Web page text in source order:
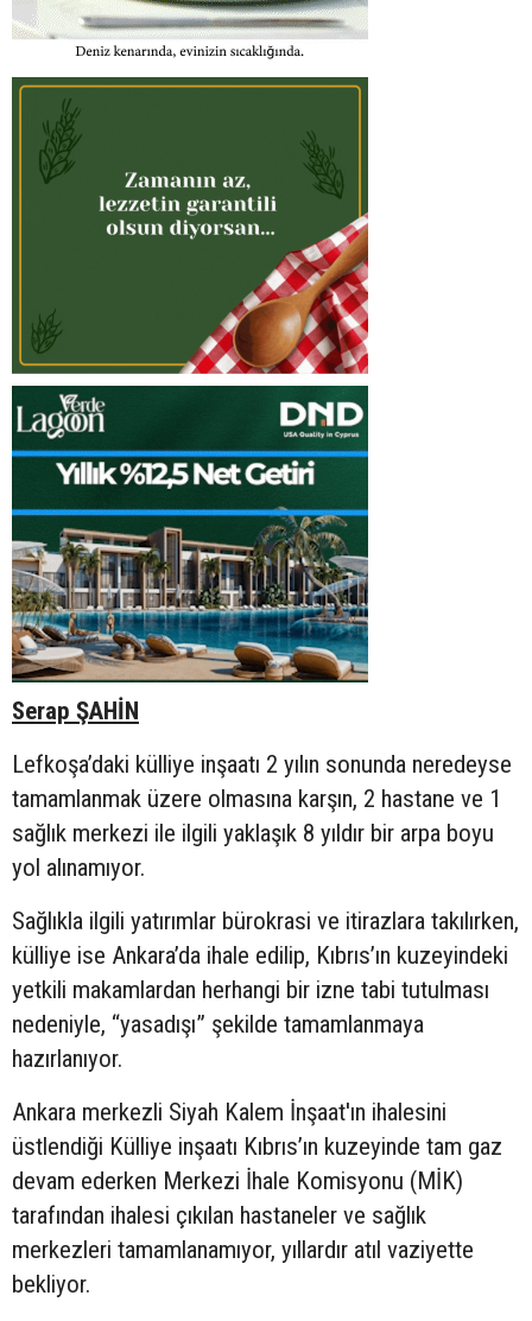
Serap ŞAHİN
Lefkoşa’daki külliye inşaatı 2 yılın sonunda neredeyse
tamamlanmak üzere olmasına karşın, 2 hastane ve 1
sağlık merkezi ile ilgili yaklaşık 8 yıldır bir arpa boyu
yol alınamıyor.
Sağlıkla ilgili yatırımlar bürokrasi ve itirazlara takılırken,
külliye ise Ankara’da ihale edilip, Kıbrıs’ın kuzeyindeki
yetkili makamlardan herhangi bir izne tabi tutulması
nedeniyle, “yasadışı” şekilde tamamlanmaya
hazırlanıyor.
Ankara merkezli Siyah Kalem İnşaat'ın ihalesini
üstlendiği Külliye inşaatı Kıbrıs’ın kuzeyinde tam gaz
devam ederken Merkezi İhale Komisyonu (MİK)
tarafından ihalesi çıkılan hastaneler ve sağlık
merkezleri tamamlanamıyor, yıllardır atıl vaziyette
bekliyor.